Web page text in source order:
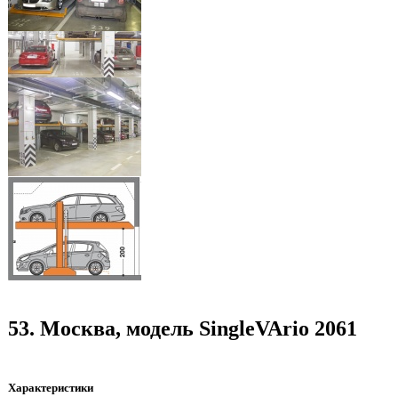
53. Москва, модель SingleVArio 2061
Характеристики